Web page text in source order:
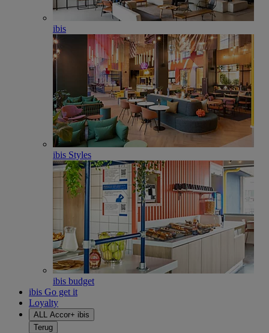
ibis
ibis Styles
ibis budget
ibis Go get it
Loyalty
ALL Accor+ ibis
Terug